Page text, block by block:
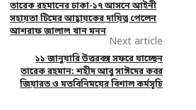
তারেক রহমানের ঢাকা-১৭ আসনে আইনী
সহায়তা টিমের আহ্বায়কের দায়িত্ব পেলেন
আশরাফ জালাল খান মনন
Next article
১১ জানুয়ারি উত্তরবঙ্গ সফরে যাচ্ছেন
তারেক রহমান: শহীদ আবু সাঈদের কবর
জিয়ারত ও মতবিনিময়ের বিশাল কর্মসূচি